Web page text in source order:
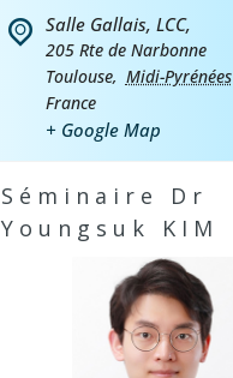
Salle Gallais, LCC,
205 Rte de Narbonne
Toulouse, Midi-Pyrénées
France
+ Google Map
Séminaire Dr
Youngsuk KIM